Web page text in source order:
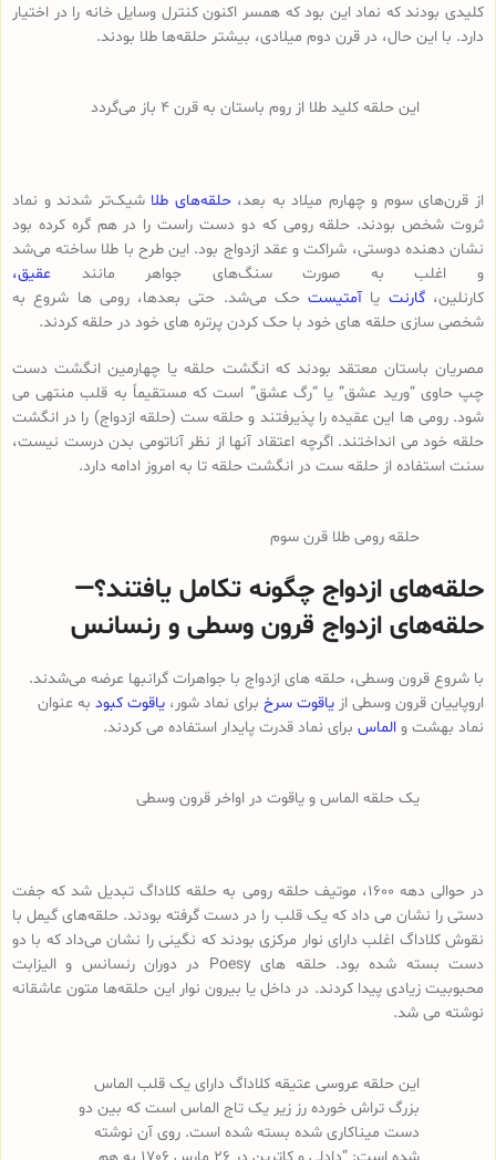
کلیدی بودند که نماد این بود که همسر اکنون کنترل وسایل خانه را در اختیار
دارد. با این حال، در قرن دوم میلادی، بیشتر حلقه‌ها طلا بودند.
این حلقه کلید طلا از روم باستان به قرن 4 باز می‌گردد
از قرن‌های سوم و چهارم میلاد به بعد،حلقه‌های طلا شیک‌تر شدند و نماد
ثروت شخص بودند. حلقه رومی که دو دست راست را در هم گره کرده بود
نشان دهنده دوستی، شراکت و عقد ازدواج بود. این طرح با طلا ساخته می‌شد
و اغلب به صورت سنگ‌های جواهر مانند عقیق،
کارنلین،گارنت یا آمتیستحک می‌شد. حتی بعدها، رومی ها شروع به
شخصی سازی حلقه های خود با حک کردن پرتره های خود در حلقه کردند.
مصریان باستان معتقد بودند که انگشت حلقه یا چهارمین انگشت دست
چپ حاوی “ورید عشق” یا “رگ عشق” است که مستقیماً به قلب منتهی می
شود. رومی ها این عقیده را پذیرفتند و حلقه ست (حلقه ازدواج) را در انگشت
حلقه خود می انداختند. اگرچه اعتقاد آنها از نظر آناتومی بدن درست نیست،
سنت استفاده از حلقه ست در انگشت حلقه تا به امروز ادامه دارد.
حلقه رومی طلا قرن سوم
حلقه‌های ازدواج چگونه تکامل یافتند؟—
حلقه‌های ازدواج قرون وسطی و رنسانس
با شروع قرون وسطی، حلقه های ازدواج با جواهرات گرانبها عرضه می‌شدند.
اروپاییان قرون وسطی از یاقوت سرخ برای نماد شور، یاقوت کبود به عنوان
نماد بهشت ​​و الماس برای نماد قدرت پایدار استفاده می کردند.
یک حلقه الماس و یاقوت در اواخر قرون وسطی
در حوالی دهه 1600، موتیف حلقه رومی به حلقه کلاداگ تبدیل شد که جفت
دستی را نشان می داد که یک قلب را در دست گرفته بودند. حلقه‌های گیمل با
نقوش کلاداگ اغلب دارای نوار مرکزی بودند که نگینی را نشان می‌داد که با دو
دست بسته شده بود. حلقه های Poesy در دوران رنسانس و الیزابت
محبوبیت زیادی پیدا کردند. در داخل یا بیرون نوار این حلقه‌ها متون عاشقانه
نوشته می شد.
این حلقه عروسی عتیقه کلاداگ دارای یک قلب الماس
بزرگ تراش خورده رز زیر یک تاج الماس است که بین دو
دست میناکاری شده بسته شده است. روی آن نوشته